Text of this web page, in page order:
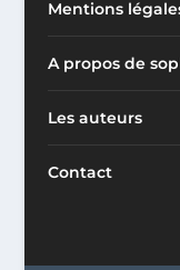
Mentions
A propos de
Les auteurs
Contact